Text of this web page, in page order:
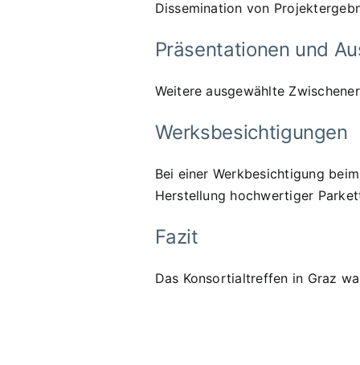
Dissemination von
Präsentationen und
Weitere ausgewählte
Werksbesichtigungen
Bei einer Werkbesichtigung
Herstellung hochwertiger
Fazit
Das Konsortialtreffen in Graz